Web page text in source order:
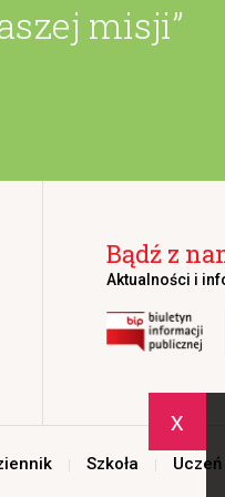
x
misji”
Bądź z
Aktualności i
Szkoła Uczeń